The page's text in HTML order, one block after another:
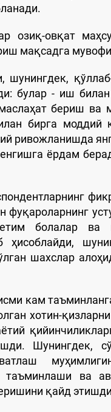
озиқ-овқат
мақсадга
шунингдек,
булар - иш
бериш
бирга моддий
ривожланишда
ёрдам
фуқароларнинг
болалар ва
шахслар
кам
хотин-
Шунингдек,
таъминлаши ва
қайд